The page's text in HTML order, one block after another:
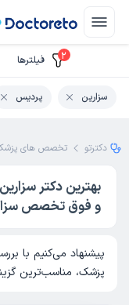
دکترتو تخصص های
بهترین دکتر
و فوق تخصص
پیشنهاد می‌کنیم با
پزشک، مناسب‌ترین
2 فیلتر‌ها
سزارین پردیس